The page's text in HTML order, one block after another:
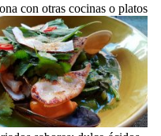
con otras cocinas o platos